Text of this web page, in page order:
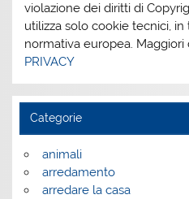
violazione dei diritti di
utilizza solo cookie tecnici,
normativa europea. Maggiori
PRIVACY
Categorie
animali
arredamento
arredare la casa